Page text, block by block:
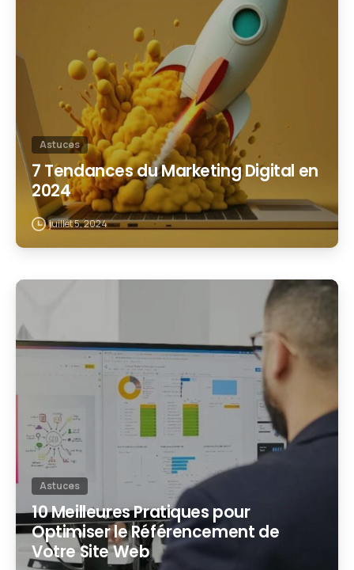
Astuces
7 Tendances du Marketing Digital en
2024
juillet 5, 2024
Astuces
10 Meilleures Pratiques pour
Optimiser le Référencement de
Votre Site Web